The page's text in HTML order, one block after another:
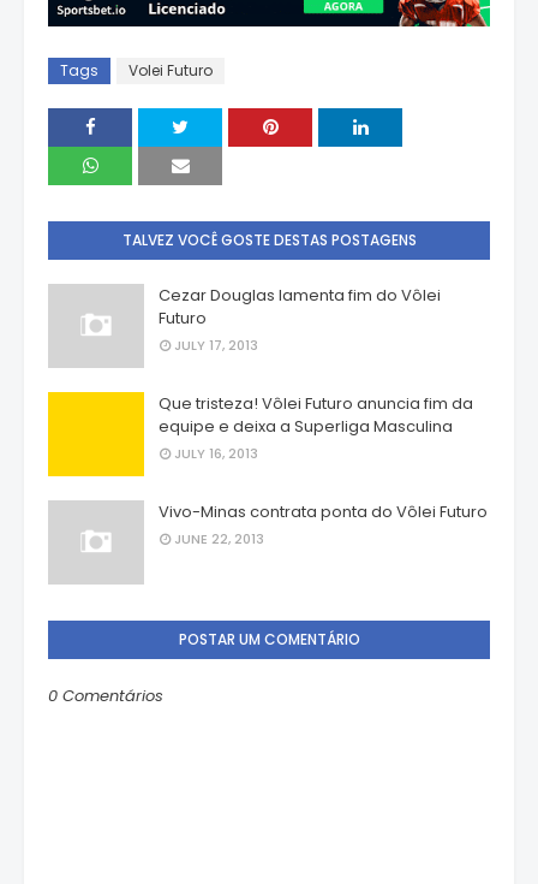
Tags Volei Futuro
TALVEZ VOCÊ GOSTE DESTAS POSTAGENS
Cezar Douglas lamenta fim do Vôlei
Futuro
JULY 17, 2013
Que tristeza! Vôlei Futuro anuncia fim da
equipe e deixa a Superliga Masculina
JULY 16, 2013
Vivo-Minas contrata ponta do Vôlei Futuro
JUNE 22, 2013
POSTAR UM COMENTÁRIO
0 Comentários